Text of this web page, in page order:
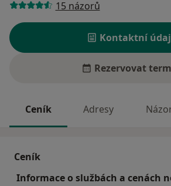
15 názorů
Kontaktní
Rezervovat
Ceník Adresy
Ceník
Informace o službách a cenách